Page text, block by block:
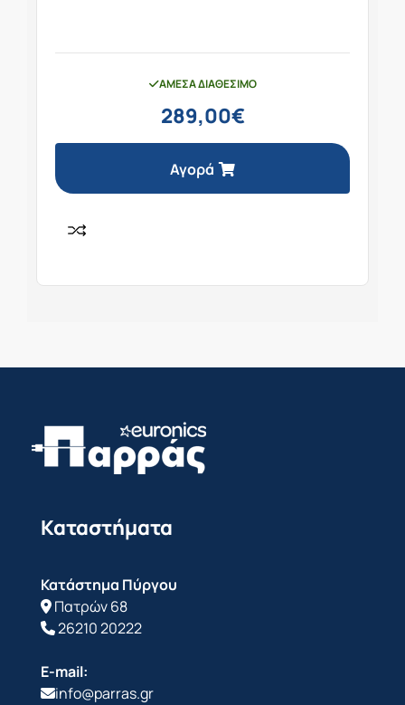
ΆΜΕΣΑ ΔΙΑΘΈΣΙΜΟ
289,00€
Αγορά
Καταστήματα
Κατάστημα Πύργου
Πατρών 68
26210 20222
E-mail:
info@parras.gr